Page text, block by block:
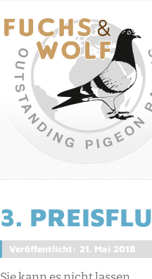
3.
Veröffentlicht: 21. Mai 2018